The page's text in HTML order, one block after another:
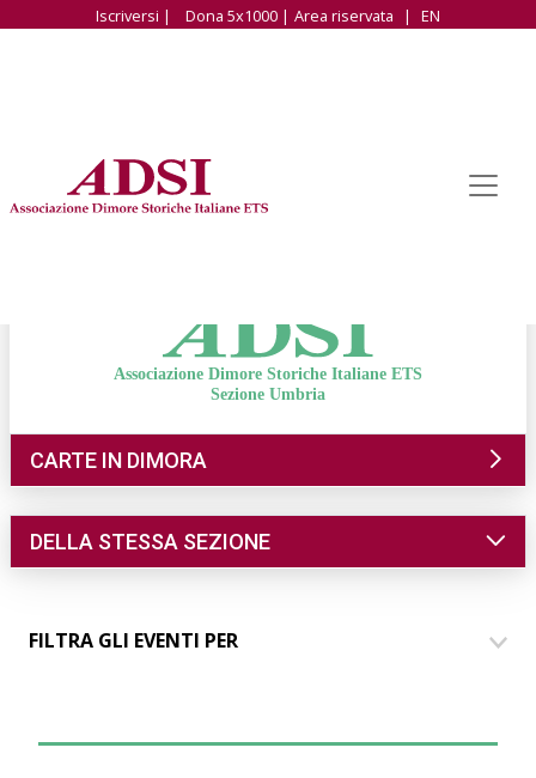
Iscriversi | Dona 5x1000 | Area riservata | EN
Associazione Dimore Storiche Italiane ETS
Sezione Umbria
CARTE IN DIMORA
DELLA STESSA SEZIONE
FILTRA GLI EVENTI PER